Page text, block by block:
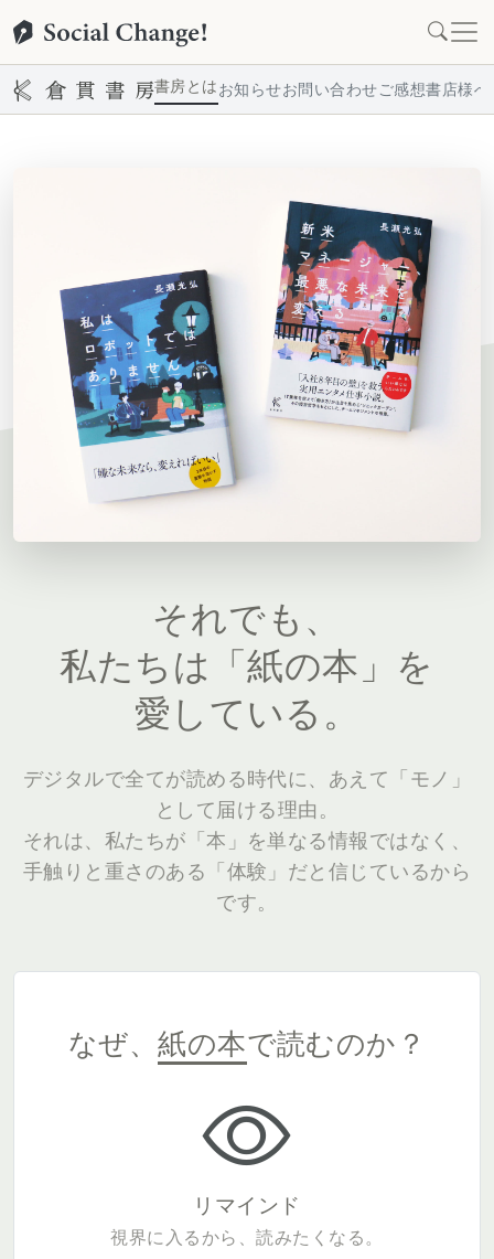
書房とはお知らせお問い合わせご感想書店様へ
それでも、
私たちは「紙の本」を
愛している。
デジタルで全てが読める時代に、あえて「モノ」
として届ける理由。
それは、私たちが「本」を単なる情報ではなく、
手触りと重さのある「体験」だと信じているから
です。
なぜ、紙の本で読むのか？
リマインド
視界に入るから、読みたくなる。